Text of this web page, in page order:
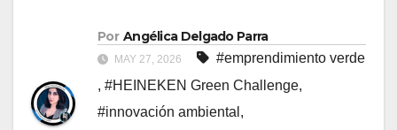
Por Angélica Delgado Parra
MAY 27, 2026
#emprendimiento verde
, #HEINEKEN Green Challenge,
#innovación ambiental ,